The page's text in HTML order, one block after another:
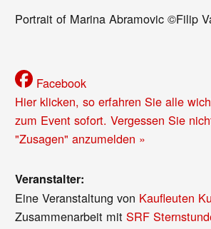
Portrait of Marina Abramovic ©Filip
Facebook
Hier klicken, so erfahren Sie alle
zum Event sofort. Vergessen Sie
"Zusagen" anzumelden »
Veranstalter:
Eine Veranstaltung von Kaufleuten
Zusammenarbeit mitSRF